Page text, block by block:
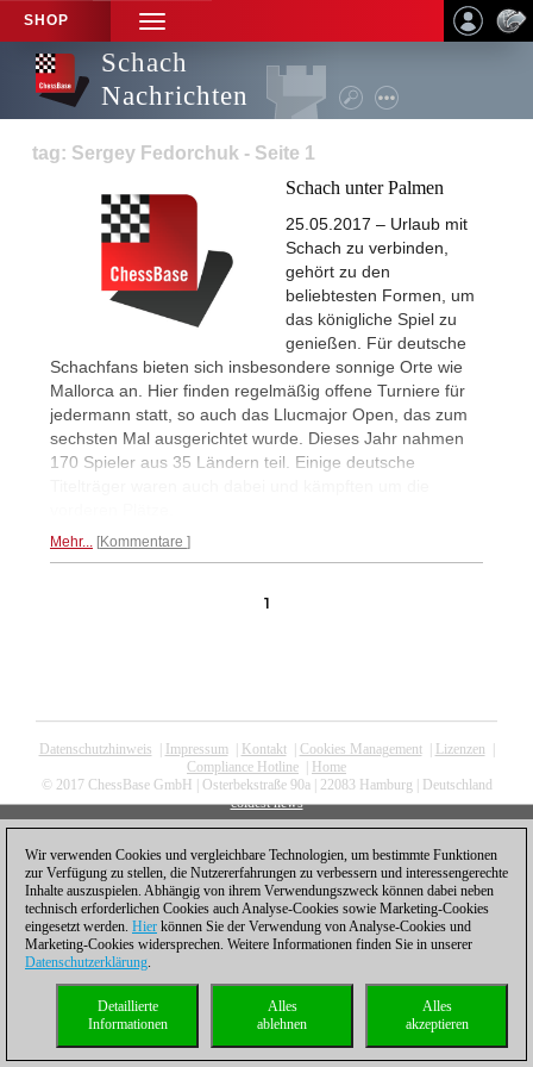
SHOP
TOGGLE
NAVIGATION
Schach
Nachrichten
tag: Sergey Fedorchuk - Seite 1
Schach unter Palmen
25.05.2017 – Urlaub mit
Schach zu verbinden,
gehört zu den
beliebtesten Formen, um
das königliche Spiel zu
genießen. Für deutsche
Schachfans bieten sich insbesondere sonnige Orte wie
Mallorca an. Hier finden regelmäßig offene Turniere für
jedermann statt, so auch das Llucmajor Open, das zum
sechsten Mal ausgerichtet wurde. Dieses Jahr nahmen
170 Spieler aus 35 Ländern teil. Einige deutsche
Mehr... Kommentare
1
Datenschutzhinweis Impressum| Kontakt| Cookies Management| Lizenzen
Compliance Hotline
Home
© 2017 ChessBase GmbH | Osterbekstraße 90a | 22083 Hamburg | Deutschland
coldest news
Wir verwenden Cookies und vergleichbare Technologien, um bestimmte Funktionen
zur Verfügung zu stellen, die Nutzererfahrungen zu verbessern und interessengerechte
Inhalte auszuspielen. Abhängig von ihrem Verwendungszweck können dabei neben
technisch erforderlichen Cookies auch Analyse-Cookies sowie Marketing-Cookies
eingesetzt werden. Hier können Sie der Verwendung von Analyse-Cookies und
Marketing-Cookies widersprechen. Weitere Informationen finden Sie in unserer
Datenschutzerklärung.
Alles
akzeptieren
Alles
ablehnen
Detaillierte
Informationen